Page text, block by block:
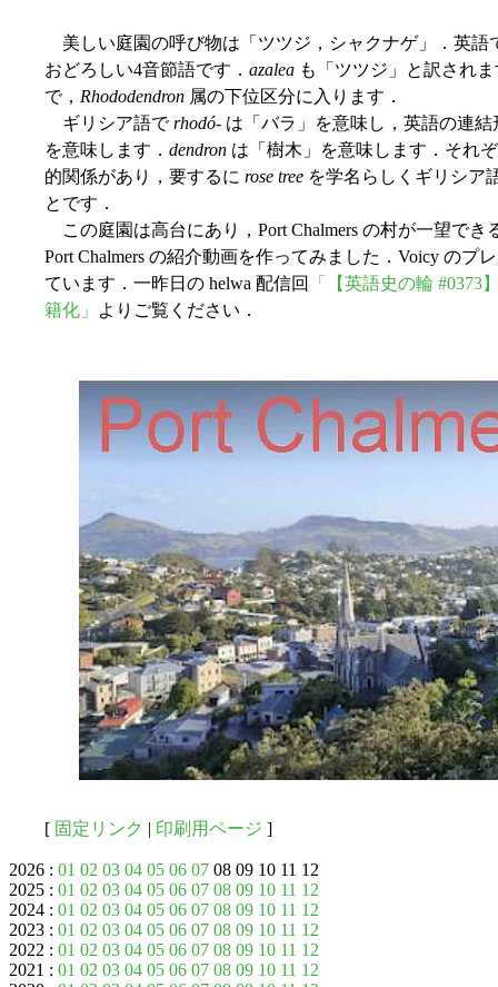
美しい庭園の呼び物は「ツツジ，シャクナゲ」．英語
おどろしい4音節語です． azalea も「ツツジ」と訳され
で， Rhododendron 属の下位区分に入ります．
ギリシア語でrhodó- は「バラ」を意味し，英語の連結
を意味します． dendron は「樹木」を意味します．それ
的関係があり，要するに rose tree を学名らしくギリシア
とです．
この庭園は高台にあり，Port Chalmers の村が一望で
Port Chalmers の紹介動画を作ってみました．Voicy のプ
ています．一昨日の helwa 配信回
「【英語史の輪
籍化」
よりご覧ください．
[ 固定リンク | 印刷用ページ ]
2026 : 01 02 03 04 05 06 07 08 09 10 11 12
2025 : 01 02 03 04 05 06 07 08 09 10 11 12
2024 : 01 02 03 04 05 06 07 08 09 10 11 12
2023 : 01 02 03 04 05 06 07 08 09 10 11 12
2022 : 01 02 03 04 05 06 07 08 09 10 11 12
2021 : 01 02 03 04 05 06 07 08 09 10 11 12